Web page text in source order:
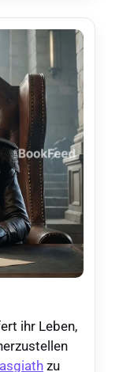
ihr Leben,
zu